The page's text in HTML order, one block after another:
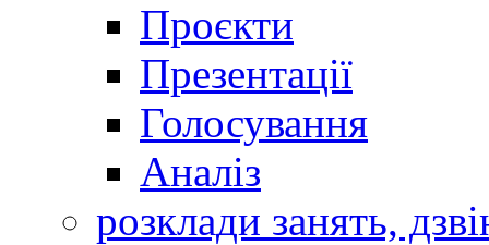
Проєкти
Презентації
Голосування
Аналіз
розклади занять,